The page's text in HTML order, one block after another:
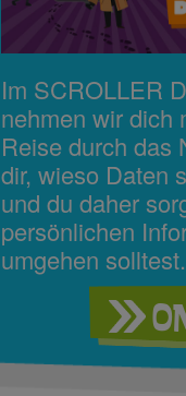
Im SCROLLER
nehmen wir dich
Reise durch das
dir, wieso Daten
und du daher
persönlichen
umgehen solltest.